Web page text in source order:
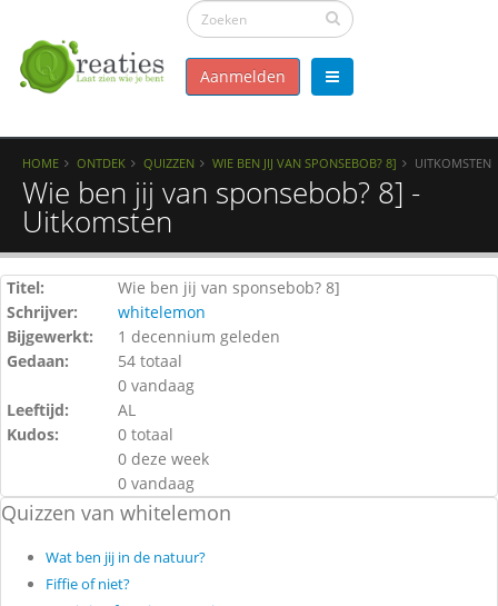
Aanmelden
HOME ONTDEK QUIZZEN WIE BEN JIJ VAN SPONSEBOB? 8] UITKOMSTEN
Wie ben jij van sponsebob? 8] -
Uitkomsten
Titel:
Wie ben jij van sponsebob? 8]
Schrijver:
whitelemon
Bijgewerkt:
1 decennium geleden
Gedaan:
54 totaal
0 vandaag
Leeftijd:
AL
Kudos:
0 totaal
0 deze week
0 vandaag
Quizzen van whitelemon
Wat ben jij in de natuur?
Fiffie of niet?